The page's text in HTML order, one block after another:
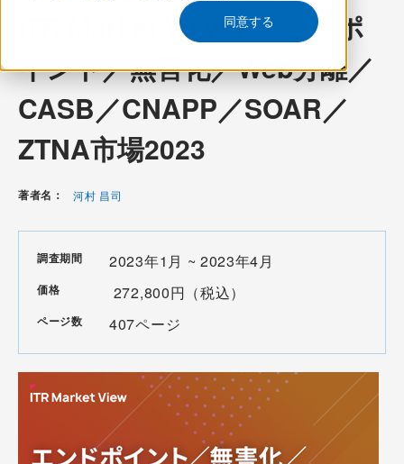
同意する
ITR Market View：エンドポ
イント／無害化／Web分離／
CASB／CNAPP／SOAR／
ZTNA市場2023
著者名： 河村 昌司
調査期間 2023年1月 ~ 2023年4月
価格 272,800円（税込）
ページ数 407ページ